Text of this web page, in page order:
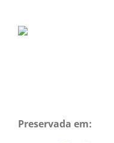
Preservada em: